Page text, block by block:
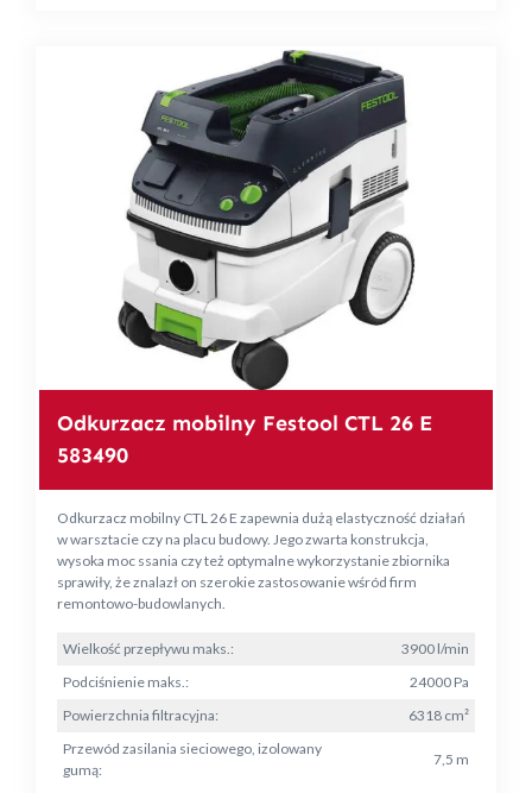
Odkurzacz mobilny Festool CTL 26 E
583490
Odkurzacz mobilny CTL 26 E zapewnia dużą elastyczność działań
w warsztacie czy na placu budowy. Jego zwarta konstrukcja,
wysoka moc ssania czy też optymalne wykorzystanie zbiornika
sprawiły, że znalazł on szerokie zastosowanie wśród firm
remontowo-budowlanych.
Wielkość przepływu maks.:
3900 l/min
Podciśnienie maks.:
24000 Pa
Powierzchnia filtracyjna:
6318 cm²
Przewód zasilania sieciowego, izolowany
gumą:
7,5 m